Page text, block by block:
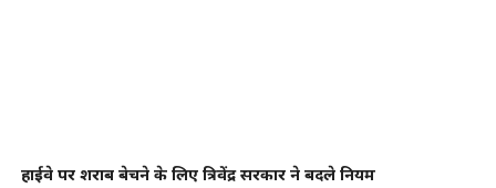
हाईवे पर शराब बेचने के लिए त्रिवेंद्र सरकार ने बदले नियम